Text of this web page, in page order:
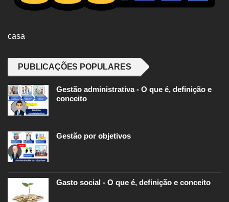
casa
PUBLICAÇÕES POPULARES
Gestão administrativa - O que é, definição e
conceito
Gestão por objetivos
Gasto social - O que é, definição e conceito